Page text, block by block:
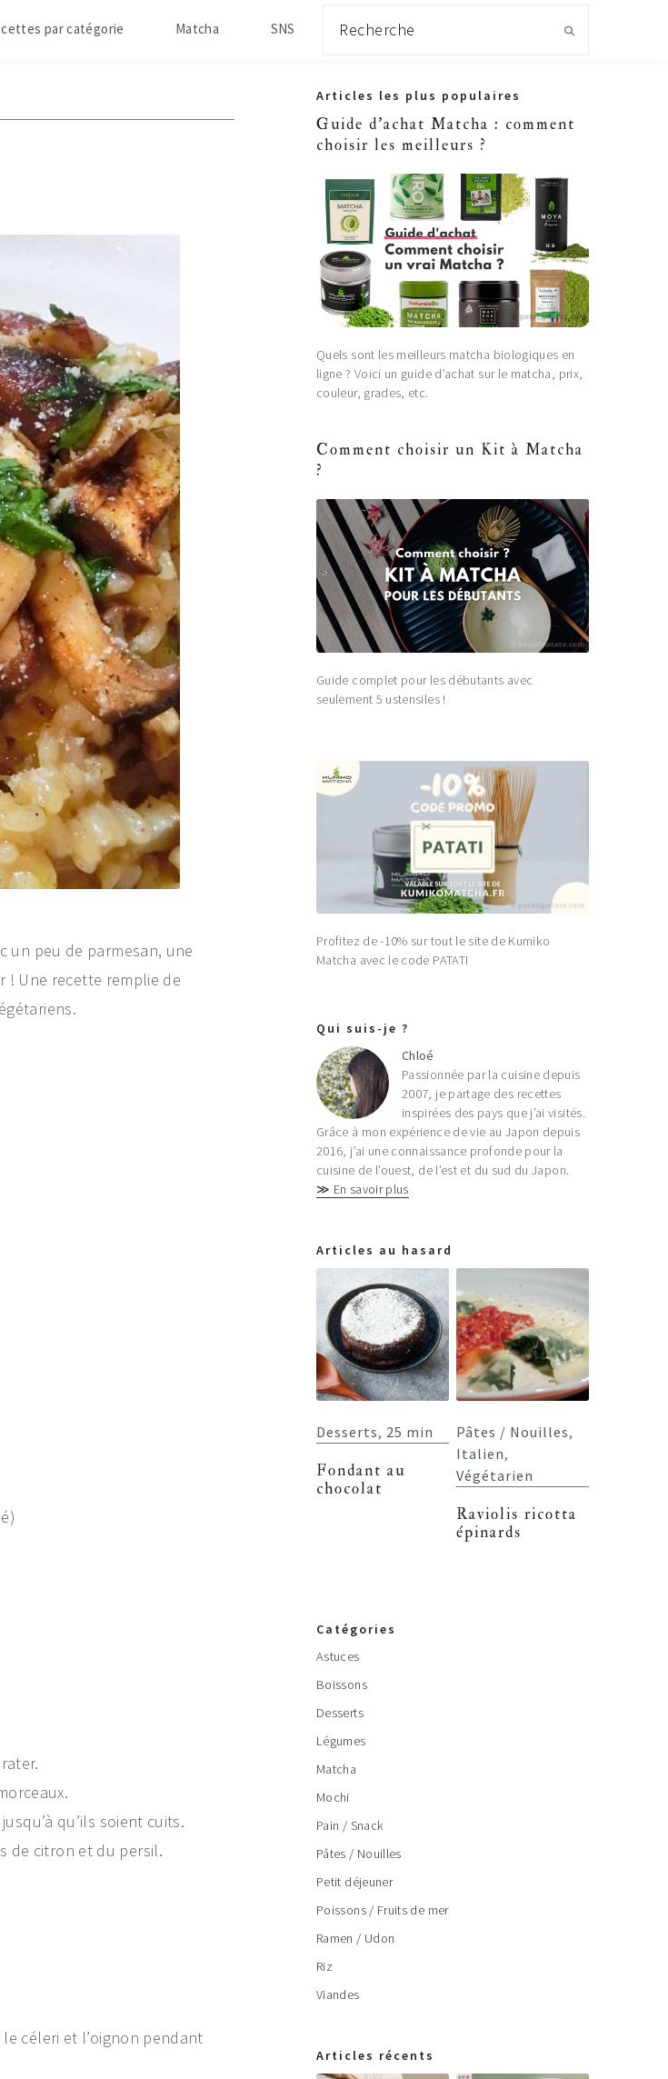
par catégorie Matcha SNS
un peu de parmesan, une
! Une recette remplie de
qu’ils soient cuits.
de citron et du persil.
céleri et l’oignon pendant
Primary
Sidebar
Articles les plus populaires
Guide d'achat Matcha : comment
choisir les meilleurs ?
Quels sont les meilleurs matcha biologiques en
ligne ? Voici un guide d’achat sur le matcha, prix,
couleur, grades, etc.
Comment choisir un Kit à Matcha
?
Guide complet pour les débutants avec
seulement 5 ustensiles !
Profitez de -10% sur tout le site de Kumiko
Matcha avec le code PATATI
Qui suis-je ?
Chloé
Passionnée par la cuisine depuis
2007, je partage des recettes
inspirées des pays que j’ai visités.
Grâce à mon expérience de vie au Japon depuis
2016, j’ai une connaissance profonde pour la
cuisine de l’ouest, de l’est et du sud du Japon.
≫ En savoir plus
Articles au hasard
Desserts, 25 min
Fondant au
chocolat
Pâtes / Nouilles,
Italien,
Végétarien
Raviolis ricotta
épinards
Catégories
Astuces
Boissons
Desserts
Légumes
Matcha
Mochi
Pain / Snack
Pâtes / Nouilles
Petit déjeuner
Poissons / Fruits de mer
Ramen / Udon
Riz
Viandes
Articles récents